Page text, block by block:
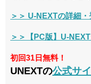
＞＞ U-NEXTの詳細
＞＞【PC版】U-
初回31日無料！
UNEXTの公式サ